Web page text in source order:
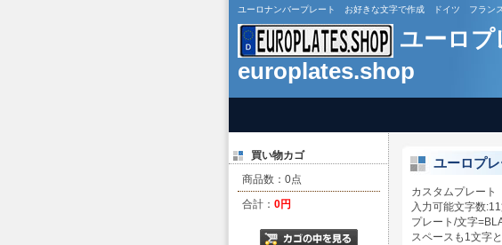
ユーロナンバープレート お好きな文字で作成 ドイツ フラ
ユーロ
europlates.shop
買い物カゴ
商品数：0点
合計： 0円
ユーロプレ
カスタムプレート
入力可能文字数
プレート/文字
スペースも1文字